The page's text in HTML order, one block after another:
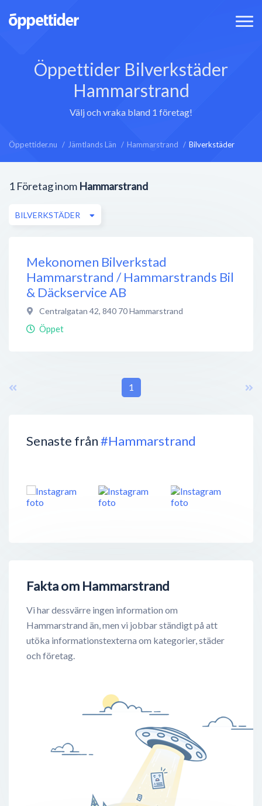
Öppettider Bilverkstäder
Hammarstrand
Välj och vraka bland 1 företag!
Öppettider.nu Jämtlands Län Hammarstrand Bilverkstäder
Senaste från#Hammarstrand
Fakta om Hammarstrand
Vi har dessvärre ingen information om
Hammarstrand än, men vi jobbar ständigt på att
utöka informationstexterna om kategorier, städer
och företag.
1 Företag inom Hammarstrand
BILVERKSTÄDER
Mekonomen Bilverkstad
Hammarstrand / Hammarstrands Bil
& Däckservice AB
Centralgatan 42, 840 70Hammarstrand
Öppet
1